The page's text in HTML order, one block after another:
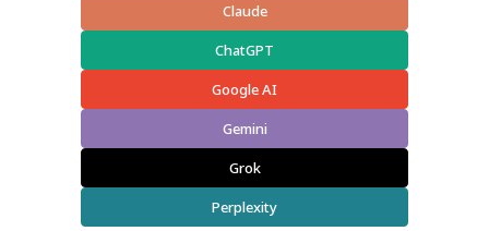
Claude
ChatGPT
Google AI
Gemini
Grok
Perplexity